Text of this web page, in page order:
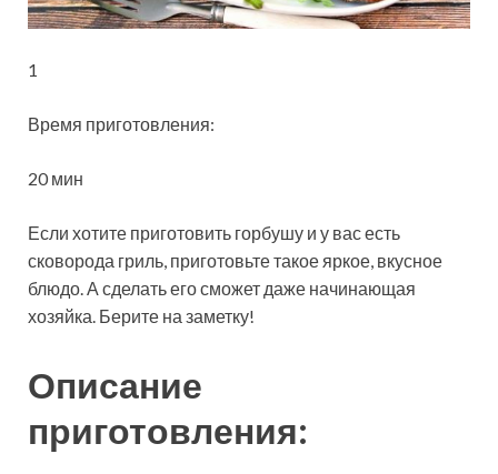
1
Время приготовления:
20 мин
Если хотите приготовить горбушу и у вас есть
сковорода гриль, приготовьте такое яркое, вкусное
блюдо. А сделать его сможет даже начинающая
хозяйка. Берите на заметку!
Описание
приготовления: